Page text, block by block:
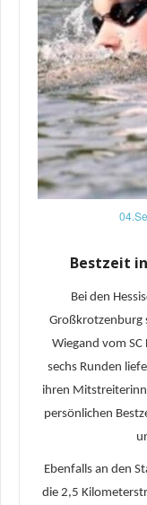
Bestzeit
Bei den
Großkrotzenburg
Wiegand vom
sechs Runden
ihren
persönlichen
Ebenfalls an den
die 2,5